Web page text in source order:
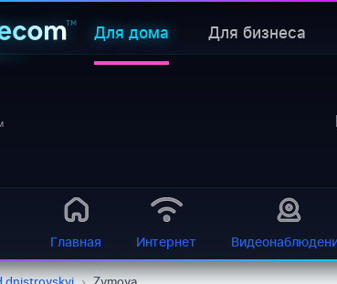
Для дома Для бизнеса
Главная Интернет